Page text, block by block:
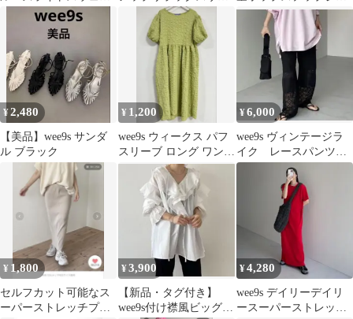
ティー スウェット ブラ
ンライクロングマーメ
ードスカート
ンプサンダルアイボリ
¥2,480
【美品】wee9s サンダ
ル ブラック
¥ 1,200
wee9s ウィークス パフ
スリーブ ロング ワンピ
ース ライムグリーン
¥6,000
wee9s ヴィンテージラ
イク レースパンツ
黒 サイズ2
¥ 1,800
セルフカット可能なス
ーパーストレッチプリ
¥3,900
【新品・タグ付き】
wee9s付け襟風ビッグカ
¥4,280
wee9s デイリーデイリ
ースーパーストレッチ